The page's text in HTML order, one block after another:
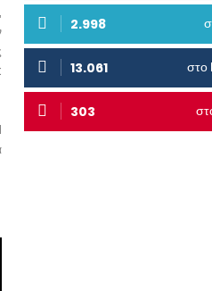
2.998
13.061 στο
303